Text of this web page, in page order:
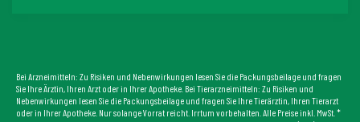
Bei Arzneimitteln: Zu Risiken und Nebenwirkungen lesen Sie die Packungsbeilage und fragen
Sie Ihre Ärztin, Ihren Arzt oder in Ihrer Apotheke. Bei Tierarzneimitteln: Zu Risiken und
Nebenwirkungen lesen Sie die Packungsbeilage und fragen Sie Ihre Tierärztin, Ihren Tierarzt
oder in Ihrer Apotheke. Nur solange Vorrat reicht. Irrtum vorbehalten. Alle Preise inkl. MwSt. *